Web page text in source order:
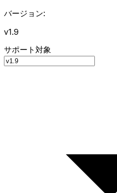
バージョン:
v1.9
サポート対象